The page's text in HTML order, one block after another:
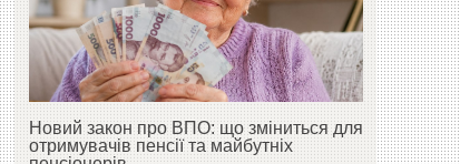
Новий закон про ВПО: що зміниться для
отримувачів пенсії та майбутніх